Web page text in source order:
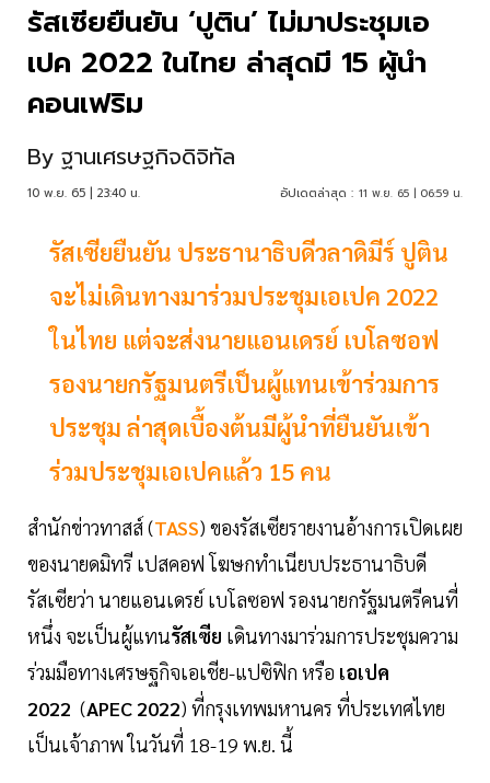
รัสเซียยืนยัน ‘ปูติน’ ไม่มาประชุมเอ
เปค 2022 ในไทย ล่าสุดมี 15 ผู้นำ
คอนเฟริม
By ฐานเศรษฐกิจดิจิทัล
10 พ.ย. 65 | 23:40 น. อัปเดตล่าสุด : 11 พ.ย. 65 | 06:59 น.
รัสเซียยืนยัน ประธานาธิบดีวลาดิมีร์ ปูติน
จะไม่เดินทางมาร่วมประชุมเอเปค 2022
ในไทย แต่จะส่งนายแอนเดรย์ เบโลซอฟ
รองนายกรัฐมนตรีเป็นผู้แทนเข้าร่วมการ
ประชุม ล่าสุดเบื้องต้นมีผู้นำที่ยืนยันเข้า
ร่วมประชุมเอเปคแล้ว 15 คน
สำนักข่าวทาสส์ (TASS) ของรัสเซียรายงานอ้างการเปิดเผย
ของนายดมิทรี เปสคอฟ โฆษกทำเนียบประธานาธิบดี
รัสเซียว่า นายแอนเดรย์ เบโลซอฟ รองนายกรัฐมนตรีคนที่
หนึ่ง จะเป็นผู้แทนรัสเซีย เดินทางมาร่วมการประชุมความ
ร่วมมือทางเศรษฐกิจเอเชีย-แปซิฟิก หรือ เอเปค
2022 (APEC2022) ที่กรุงเทพมหานคร ที่ประเทศไทย
เป็นเจ้าภาพ ในวันที่ 18-19 พ.ย. นี้